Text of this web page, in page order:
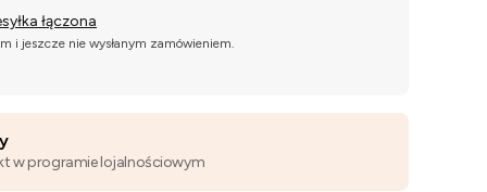
łączona
i jeszcze nie wysłanym zamówieniem.
w programie lojalnościowym